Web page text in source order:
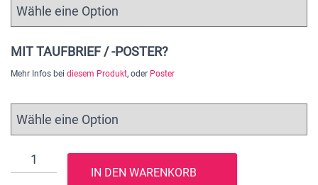
MIT TAUFBRIEF / -POSTER?
Mehr Infos bei diesem Produkt, oder Poster
Taufkerze
Mädchen
IN DEN WARENKORB